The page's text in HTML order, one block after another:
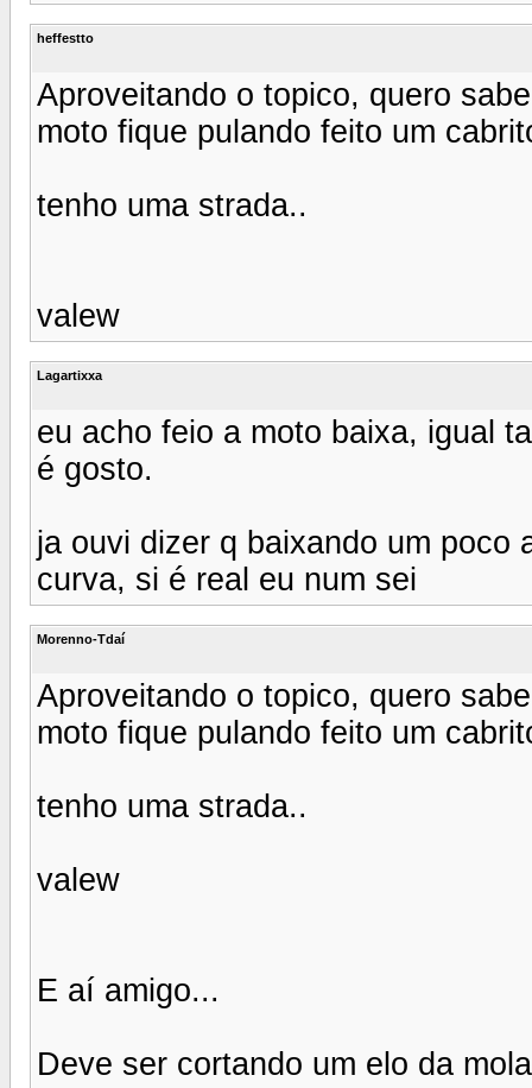
heffestto
Aproveitando o topico, quero
moto fique pulando feito um
tenho uma strada..
valew
Lagartixxa
eu acho feio a moto baixa, igual
é gosto.
ja ouvi dizer q baixando um poco
curva, si é real eu num sei
Morenno-Tdaí
Aproveitando o topico, quero
moto fique pulando feito um
tenho uma strada..
valew
E aí amigo...
Deve ser cortando um elo da